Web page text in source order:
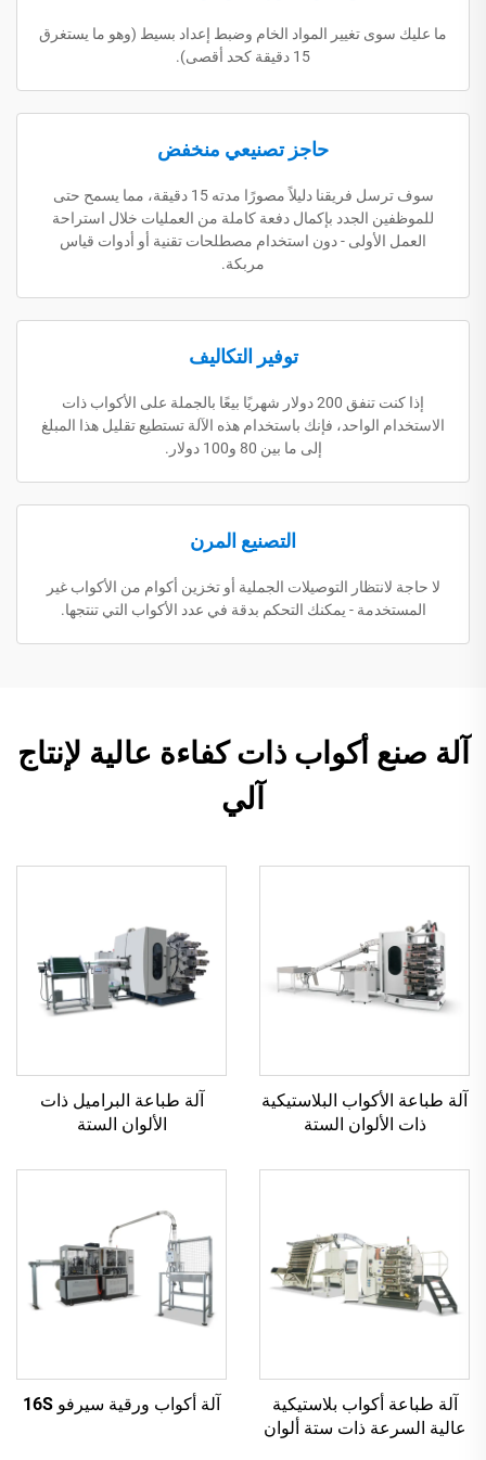
ما عليك سوى تغيير المواد الخام وضبط إعداد بسيط (وهو ما يستغرق
15 دقيقة كحد أقصى).
حاجز تصنيعي منخفض
سوف ترسل فريقنا دليلاً مصورًا مدته 15 دقيقة، مما يسمح حتى
للموظفين الجدد بإكمال دفعة كاملة من العمليات خلال استراحة
العمل الأولى - دون استخدام مصطلحات تقنية أو أدوات قياس
مربكة.
توفير التكاليف
إذا كنت تنفق 200 دولار شهريًا بيعًا بالجملة على الأكواب ذات
الاستخدام الواحد، فإنك باستخدام هذه الآلة تستطيع تقليل هذا المبلغ
إلى ما بين 80 و100 دولار.
التصنيع المرن
لا حاجة لانتظار التوصيلات الجملية أو تخزين أكوام من الأكواب غير
المستخدمة - يمكنك التحكم بدقة في عدد الأكواب التي تنتجها.
آلة صنع أكواب ذات كفاءة عالية لإنتاج
آلي
آلة طباعة الأكواب البلاستيكية
ذات الألوان الستة
آلة طباعة البراميل ذات
الألوان الستة
آلة طباعة أكواب بلاستيكية
عالية السرعة ذات ستة ألوان
آلة أكواب ورقية سيرفو 16S